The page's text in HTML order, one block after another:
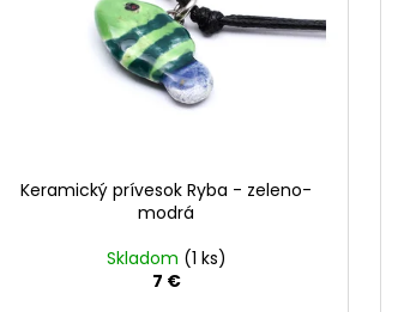
Keramický prívesok Ryba - zeleno-
modrá
Skladom (1 ks)
7 €